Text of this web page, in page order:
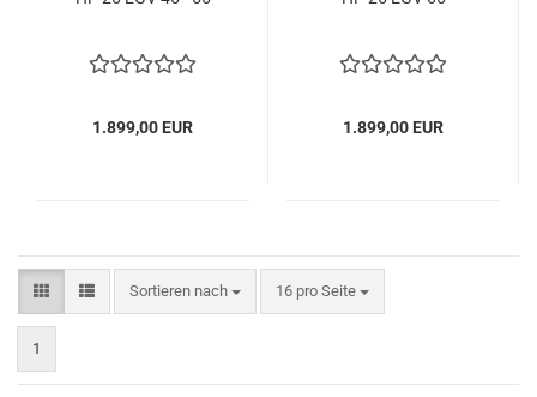
1.899,00 EUR 1.899,00 EUR
Sortieren nach
Sortieren nach 16 pro Seite
pro Seite
1